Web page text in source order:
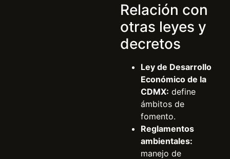
Relación con
otras leyes y
decretos
Ley de Desarrollo
Económico de la
CDMX: define
ámbitos de
fomento.
Reglamentos
ambientales:
manejo de